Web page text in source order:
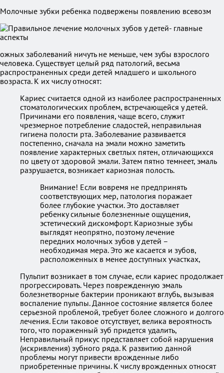
Молочные зубки ребенка подвержены появлению всевозм
ожных заболеваний ничуть не меньше, чем зубы взрослого
человека. Существует целый ряд патологий, весьма
распространенных среди детей младшего и школьного
возраста. К их числу относят:
Кариес считается одной из наиболее распространенных
стоматологических проблем, встречающейся у детей.
Причинами его появления, чаще всего, служит
чрезмерное потребление сладостей, неправильная
гигиена полости рта. Заболевание развивается
постепенно, сначала на эмали можно заметить
появление характерных светлых пятен, отличающихся
по цвету от здоровой эмали. Затем пятно темнеет, эмаль
разрушается, возникает кариозная полость.
Внимание! Если вовремя не предпринять
соответствующих мер, патология поражает
более глубокие участки. Это доставляет
ребенку сильные болезненные ощущения,
эстетический дискомфорт. Кариозные зубы
выглядят неопрятно, поэтому лечение
передних молочных зубов у детей –
необходимая мера. Это же касается и зубов,
расположенных в менее доступных участках,
Пульпит возникает в том случае, если кариес продолжает
прогрессировать. Через поврежденную эмаль
болезнетворные бактерии проникают вглубь, вызывая
воспаление пульпы. Данное состояние является более
серьезной проблемой, требует более сложного и долгого
лечения. Если таковое отсутствует, велика вероятность
того, что пораженный зуб придется удалить,
Неправильный прикус представляет собой нарушения
(искривления) зубного ряда. К развитию данной
проблемы могут привести врожденные либо
приобретенные причины. К числу врожденных относят